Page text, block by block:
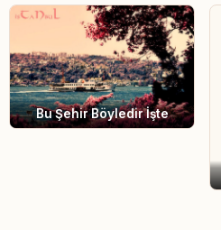
Bu Şehir Böyledir İşte